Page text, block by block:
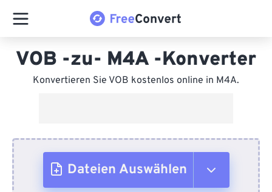
VOB -zu- M4A -Konverter
Konvertieren Sie VOB kostenlos online in M4A.
Dateien Auswählen